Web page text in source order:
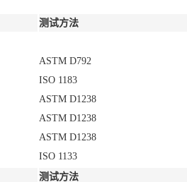
测试方法
ASTM D792
ISO 1183
ASTM D1238
ASTM D1238
ASTM D1238
ISO 1133
测试方法